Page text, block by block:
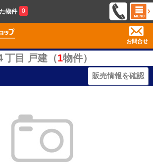
物件 0
お問合せ
丁目 戸建（1物件）
販売情報を確認